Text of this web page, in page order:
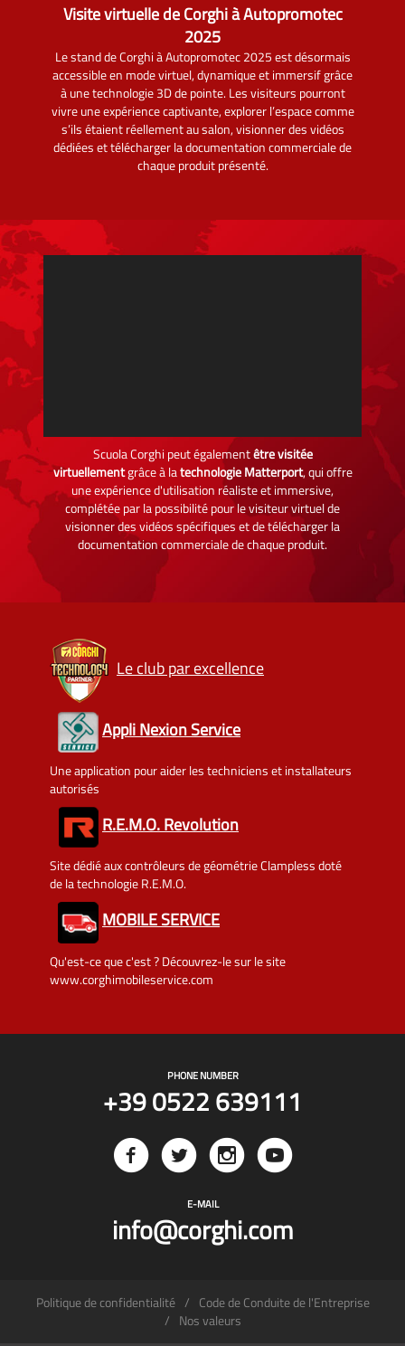
Visite virtuelle de Corghi à Autopromotec
2025
Le stand de Corghi à Autopromotec 2025 est désormais
accessible en mode virtuel, dynamique et immersif grâce
à une technologie 3D de pointe. Les visiteurs pourront
vivre une expérience captivante, explorer l’espace comme
s’ils étaient réellement au salon, visionner des vidéos
dédiées et télécharger la documentation commerciale de
chaque produit présenté.
Scuola Corghi peut égalementêtre visitée
virtuellementgrâce à latechnologie Matterport, qui offre
une expérience d'utilisation réaliste et immersive,
complétée par la possibilité pour le visiteur virtuel de
visionner des vidéos spécifiques et de télécharger la
documentation commerciale de chaque produit.
Le club par excellence
Appli Nexion Service
Une application pour aider les techniciens et installateurs
autorisés
R.E.M.O. Revolution
Site dédié aux contrôleurs de géométrie Clampless doté
de la technologie R.E.M.O.
MOBILE SERVICE
Qu'est-ce que c'est ? Découvrez-le sur le site
www.corghimobileservice.com
PHONE NUMBER
+39 0522 639111
E-MAIL
info@corghi.com
Politique de confidentialité
Code de Conduite de l'Entreprise
Nos valeurs